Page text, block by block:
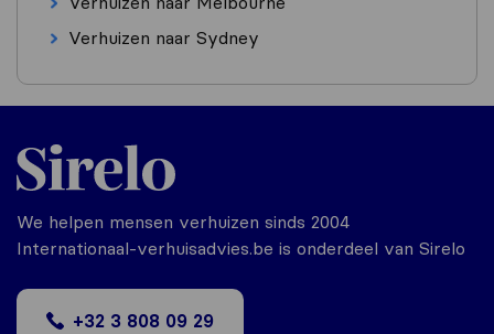
Verhuizen naar Sydney
We helpen mensen verhuizen sinds 2004
Internationaal-verhuisadvies.be is onderdeel van Sirelo
+32 3 808 09 29